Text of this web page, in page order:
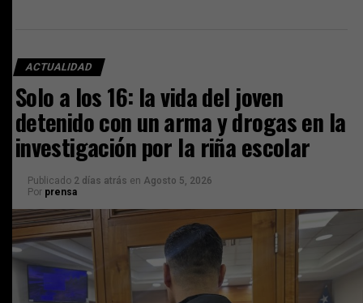
ACTUALIDAD
Solo a los 16: la vida del joven
detenido con un arma y drogas en la
investigación por la riña escolar
Publicado 2 días atrás en Agosto 5, 2026
Por prensa